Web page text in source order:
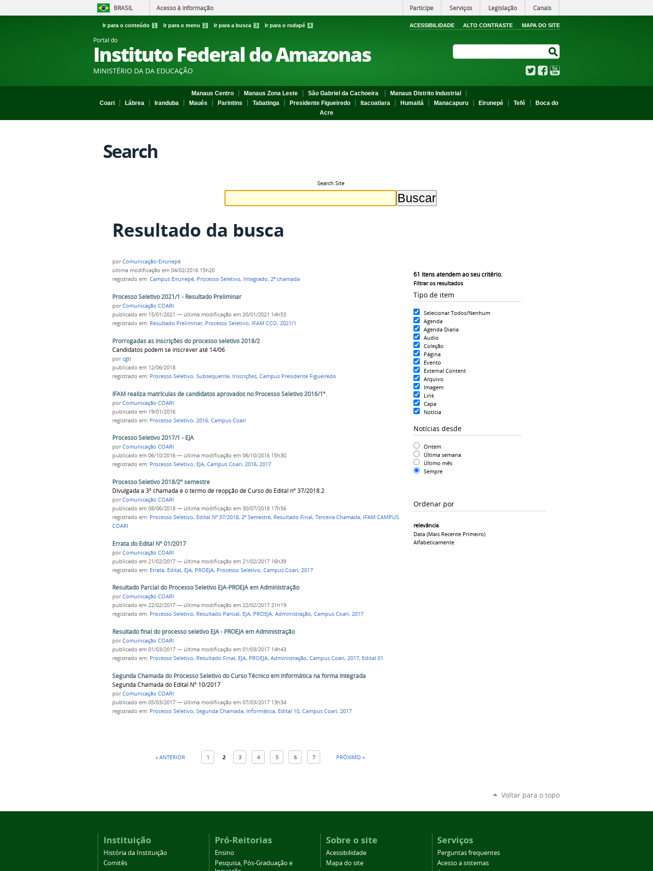
BRASIL Acesso à informação Participe Serviços Legislação Canais
Ir para o conteúdo 1 Ir para o menu 2 Ir para a busca 3 Ir para o rodapé 4 ACESSIBILIDADE ALTO CONTRASTE MAPA DO SITE
Portal do
Instituto Federal do Amazonas
MINISTÉRIO DA DA EDUCAÇÃO TwitterFacebook
Manaus Centro Manaus Zona Leste São Gabriel da Cachoeira
Manaus Distrito Industrial
Coari
Lábrea Iranduba Maués Parintins Tabatinga Presidente Figueiredo Itacoatiara Humaitá Manacapuru Eirunepé Tefé
Boca do
Acre
Search
Search Site
Resultado da busca
61 itens atendem ao seu critério.
Filtrar os resultados
Tipo de item
Selecionar Todos/Nenhum
Agenda
Agenda Diaria
Audio
Coleção
Página
Evento
External Content
Arquivo
Imagem
Link
Capa
Notícia
Notícias desde
Ontem
Última semana
Último mês
Sempre
Ordenar por
relevância
Data (mais Recente Primeiro)
Alfabeticamente
porComunicação-Eirunepé
última modificação em 04/02/2016 15h20
registrado em: Campus Eirunepé, Processo Seletivo, Integrado, 2ª chamada
Processo Seletivo 2021/1 - Resultado Preliminar
porComunicação COARI
publicado em 15/01/2021 — última modificação em 20/01/2021 14h53
registrado em: Resultado Preliminar, Processo Seletivo, IFAM CCO, 2021/1
Prorrogadas as inscrições do processo seletivo 2018/2
Candidatos podem se inscrever até 14/06
porcgti
publicado em 12/06/2018
registrado em: Processo Seletivo, Subsequente, Inscrições, Campus Presidente Figueiredo
IFAM realiza matrículas de candidatos aprovados no Processo Seletivo 2016/1º.
porComunicação COARI
publicado em 19/01/2016
registrado em: Processo Seletivo, 2016, Campus Coari
Processo Seletivo 2017/1 - EJA
porComunicação COARI
publicado em 06/10/2016 — última modificação em 06/10/2016 15h30
registrado em: Processo Seletivo, EJA, Campus Coari, 2016, 2017
Processo Seletivo 2018/2º semestre
Divulgada a 3º chamada e o termo de reopção de Curso do Edital nº 37/2018.2
porComunicação COARI
publicado em 08/06/2018 — última modificação em 30/07/2018 17h56
registrado em: Processo Seletivo, Edital Nº 37/2018, 2º Semestre, Resultado Final, Terceira Chamada, IFAM CAMPUS
COARI
Errata do Edital Nº 01/2017
porComunicação COARI
publicado em 21/02/2017 — última modificação em 21/02/2017 16h39
registrado em: Errata, Edital, EJA, PROEJA, Processo Seletivo, Campus Coari, 2017
Resultado Parcial do Processo Seletivo EJA-PROEJA em Administração
porComunicação COARI
publicado em 22/02/2017 — última modificação em 22/02/2017 21h19
registrado em: Processo Seletivo, Resultado Parcial, EJA, PROEJA, Administração, Campus Coari, 2017
Resultado final do processo seletivo EJA - PROEJA em Administração
porComunicação COARI
publicado em 01/03/2017 — última modificação em 01/03/2017 14h43
registrado em: Processo Seletivo, Resultado Final, EJA, PROEJA, Administração, Campus Coari, 2017, Edital 01
Segunda Chamada do Processo Seletivo do Curso Técnico em Informática na forma Integrada
Segunda Chamada do Edital Nº 10/2017
porComunicação COARI
publicado em 05/03/2017 — última modificação em 07/03/2017 13h34
registrado em: Processo Seletivo, Segunda Chamada, Informática, Edital 10, Campus Coari, 2017
« ANTERIOR 1 2 3 4 5 6 7 PRÓXIMO »
Voltar para o topo
Instituição
História da Instituição
Comitês
Pró-Reitorias
Ensino
Pesquisa, Pós-Graduação e
Sobre o site
Acessibilidade
Mapa do site
Serviços
Perguntas frequentes
Acesso a sistemas